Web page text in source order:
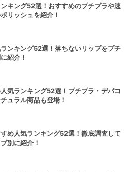
キング52選！おすすめのプチプラや速
リッシュを紹介！
ンキング52選！落ちないリップをプチ
紹介！
気ランキング52選！プチプラ・デパコ
ュラル商品も登場！
め人気ランキング52選！徹底調査して
別に紹介！